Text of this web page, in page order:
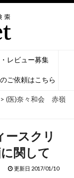
レビュー募集
ご依頼はこちら
> (医)奈々和会 赤嶺
スクリ
関して
更新日 2017/01/10